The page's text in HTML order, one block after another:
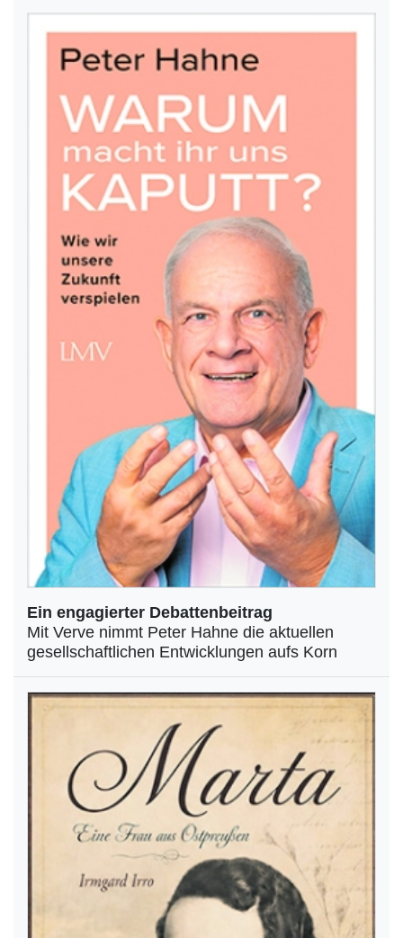
Ein engagierter Debattenbeitrag
Mit Verve nimmt Peter Hahne die aktuellen
gesellschaftlichen Entwicklungen aufs Korn